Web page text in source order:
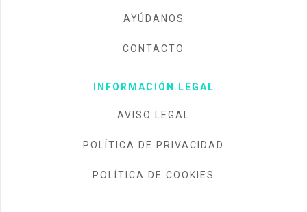
AYÚDANOS
CONTACTO
INFORMACIÓN LEGAL
AVISO LEGAL
POLÍTICA DE PRIVACIDAD
POLÍTICA DE COOKIES